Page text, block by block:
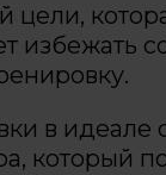
цели,
в идеале
который